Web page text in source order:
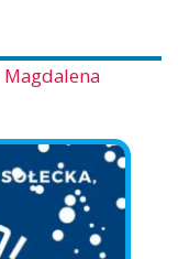
Magdalena